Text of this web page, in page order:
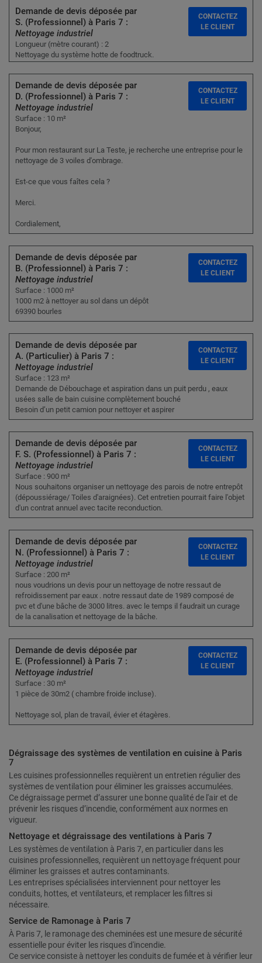
Demande de devis déposée par
S. (Professionnel) à Paris 7 :
Nettoyage industriel
Longueur (mètre courant) : 2
Nettoyage du système hotte de foodtruck.
CONTACTEZ
LE CLIENT
Demande de devis déposée par
D. (Professionnel) à Paris 7 :
Nettoyage industriel
Surface : 10 m²
Bonjour,
Pour mon restaurant sur La Teste, je recherche une entreprise pour le
nettoyage de 3 voiles d'ombrage.
Est-ce que vous faîtes cela ?
Merci.
Cordialement,
CONTACTEZ
LE CLIENT
Demande de devis déposée par
B. (Professionnel) à Paris 7 :
Nettoyage industriel
Surface : 1000 m²
1000 m2 à nettoyer au sol dans un dépôt
69390 bourles
CONTACTEZ
LE CLIENT
Demande de devis déposée par
A. (Particulier) à Paris 7 :
Nettoyage industriel
Surface : 123 m²
Demande de Débouchage et aspiration dans un puit perdu , eaux
usées salle de bain cuisine complètement bouché
Besoin d’un petit camion pour nettoyer et aspirer
CONTACTEZ
LE CLIENT
Demande de devis déposée par
F. S. (Professionnel) à Paris 7 :
Nettoyage industriel
Surface : 900 m²
Nous souhaitons organiser un nettoyage des parois de notre entrepôt
(dépoussiérage/ Toiles d'araignées). Cet entretien pourrait faire l'objet
d'un contrat annuel avec tacite reconduction.
CONTACTEZ
LE CLIENT
Demande de devis déposée par
N. (Professionnel) à Paris 7 :
Nettoyage industriel
Surface : 200 m²
nous voudrions un devis pour un nettoyage de notre ressaut de
refroidissement par eaux . notre ressaut date de 1989 composé de
pvc et d'une bâche de 3000 litres. avec le temps il faudrait un curage
de la canalisation et nettoyage de la bâche.
CONTACTEZ
LE CLIENT
Demande de devis déposée par
E. (Professionnel) à Paris 7 :
Nettoyage industriel
Surface : 30 m²
1 pièce de 30m2 ( chambre froide incluse).
Nettoyage sol, plan de travail, évier et étagères.
CONTACTEZ
LE CLIENT
Dégraissage des systèmes de ventilation en cuisine à Paris
7
Les cuisines professionnelles requièrent un entretien régulier des
systèmes de ventilation pour éliminer les graisses accumulées.
Ce dégraissage permet d’assurer une bonne qualité de l'air et de
prévenir les risques d’incendie, conformément aux normes en
vigueur.
Nettoyage et dégraissage des ventilations à Paris 7
Les systèmes de ventilation à Paris 7, en particulier dans les
cuisines professionnelles, requièrent un nettoyage fréquent pour
éliminer les graisses et autres contaminants.
Les entreprises spécialisées interviennent pour nettoyer les
conduits, hottes, et ventilateurs, et remplacer les filtres si
nécessaire.
Service de Ramonage à Paris 7
À Paris 7, le ramonage des cheminées est une mesure de sécurité
essentielle pour éviter les risques d'incendie.
Ce service consiste à nettoyer les conduits de fumée et à vérifier leur